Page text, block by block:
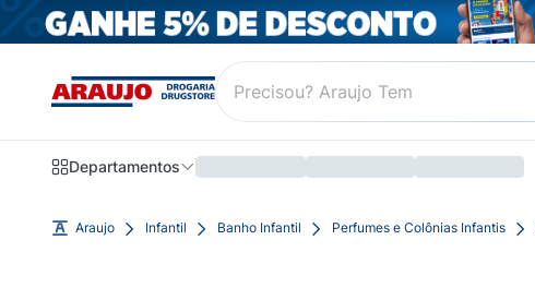
Departamentos
Araujo Infantil Banho Infantil Perfumes e Colônias Infantis